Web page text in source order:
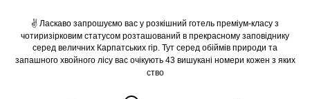
✌ Ласкаво запрошуємо вас у розкішний готель преміум-класу з
чотиризірковим статусом розташований в прекрасному заповіднику
серед величних Карпатських гір. Тут серед обіймів природи та
запашного хвойного лісу вас очікують 43 вишукані номери кожен з яких
ство